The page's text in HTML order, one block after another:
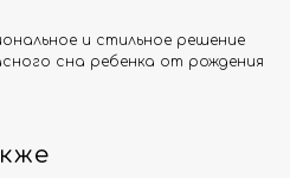
и стильное решение
сна ребенка от рождения